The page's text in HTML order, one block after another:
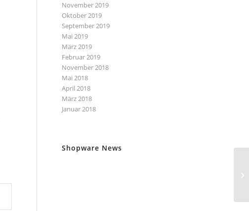
November 2019
Oktober 2019
September 2019
Mai 2019
März 2019
Februar 2019
November 2018
Mai 2018
April 2018
März 2018
Januar 2018
Shopware News